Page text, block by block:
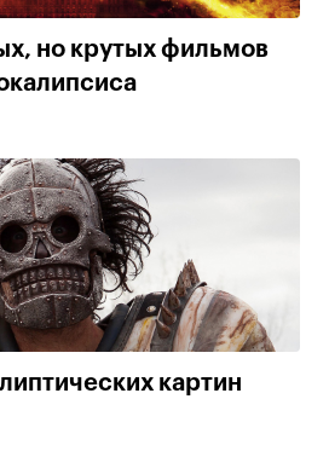
но крутых фильмов
картин